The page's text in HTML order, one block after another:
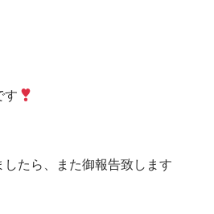
す
たら、また御報告致します